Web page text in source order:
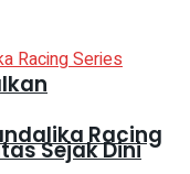
Racing
Sejak Dini